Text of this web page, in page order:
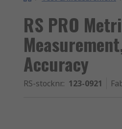
RS PRO
Accuracy
RS-stocknr.: 123-0921